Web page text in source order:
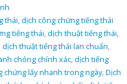
thái,dịch công chứng tiếng thái
tiếng thái,dịch thuật tiếng thái,
,dịch thuật tiếng thái lan chuẩn,
chóng chính xác,dịch tiếng
chứng lấy nhanh trong ngày,Dịch